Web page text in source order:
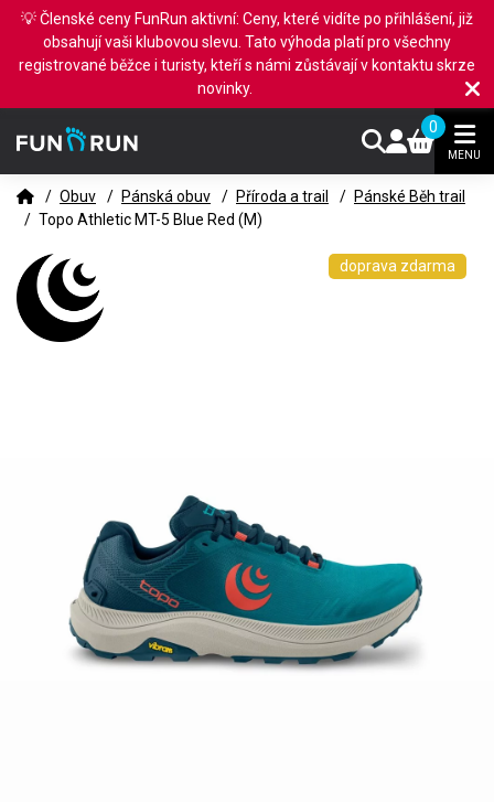
0
MENU
/ Obuv / Pánská obuv / Příroda a trail / Pánské Běh trail
/ Topo Athletic MT-5 Blue Red (M)
doprava zdarma
💡 Členské ceny FunRun aktivní: Ceny, které vidíte po přihlášení, již
obsahují vaši klubovou slevu. Tato výhoda platí pro všechny
registrované běžce i turisty, kteří s námi zůstávají v kontaktu skrze
novinky.